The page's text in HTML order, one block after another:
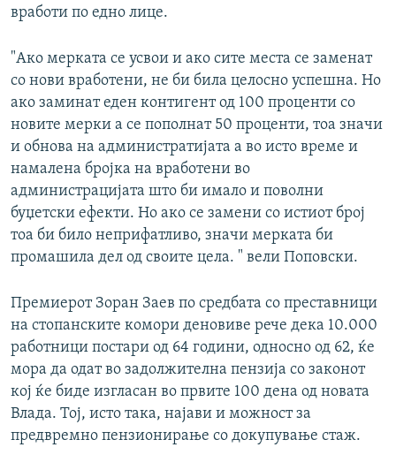
вработи по едно лице.
"Ако мерката се усвои и ако сите места се заменат
со нови вработени, не би била целосно успешна. Но
ако заминат еден контигент од 100 проценти со
новите мерки а се пополнат 50 проценти, тоа значи
и обнова на администратијата а во исто време и
намалена бројка на вработени во
администрацијата што би имало и поволни
буџетски ефекти. Но ако се замени со истиот број
тоа би било неприфатливо, значи мерката би
промашила дел од своите цела. " вели Поповски.
Премиерот Зоран Заев по средбата со преставници
на стопанските комори деновиве рече дека 10.000
работници постари од 64 години, односно од 62, ќе
мора да одат во задолжителна пензија со законот
кој ќе биде изгласан во првите 100 дена од новата
Влада. Тој, исто така, најави и можност за
предвремно пензионирање со докупување стаж.